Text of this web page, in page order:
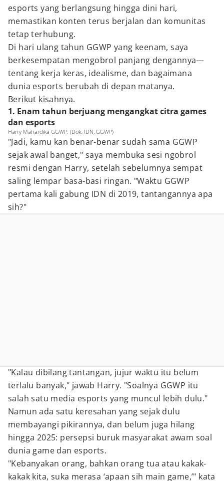
esports yang berlangsung hingga dini hari,
memastikan konten terus berjalan dan komunitas
tetap terhubung.
Di hari ulang tahun GGWP yang keenam, saya
berkesempatan mengobrol panjang dengannya—
tentang kerja keras, idealisme, dan bagaimana
dunia esports berubah di depan matanya.
Berikut kisahnya.
1. Enam tahun berjuang mengangkat citra games
dan esports
Harry Mahardika GGWP. (Dok. IDN, GGWP)
"Jadi, kamu kan benar-benar sudah sama GGWP
sejak awal banget," saya membuka sesi ngobrol
resmi dengan Harry, setelah sebelumnya sempat
saling lempar basa-basi ringan. "Waktu GGWP
pertama kali gabung IDN di 2019, tantangannya apa
sih?"
"Kalau dibilang tantangan, jujur waktu itu belum
terlalu banyak," jawab Harry. "Soalnya GGWP itu
salah satu media esports yang muncul lebih dulu."
Namun ada satu keresahan yang sejak dulu
membayangi pikirannya, dan belum juga hilang
hingga 2025: persepsi buruk masyarakat awam soal
dunia game dan esports.
"Kebanyakan orang, bahkan orang tua atau kakak-
kakak kita, suka merasa ‘apaan sih main game,’" kata